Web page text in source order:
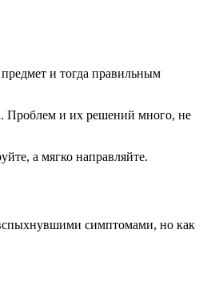
и тогда правильным
Проблем и их решений много, не
а мягко направляйте.
вспыхнувшими симптомами, но как